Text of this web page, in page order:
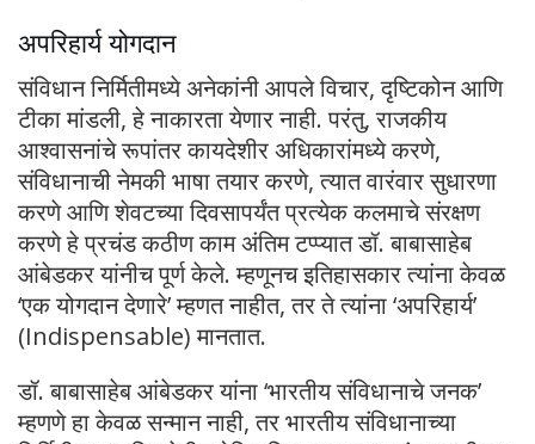
अपरिहार्य योगदान
संविधान निर्मितीमध्ये अनेकांनी आपले विचार, दृष्टिकोन आणि
टीका मांडली, हे नाकारता येणार नाही. परंतु, राजकीय
आश्वासनांचे रूपांतर कायदेशीर अधिकारांमध्ये करणे,
संविधानाची नेमकी भाषा तयार करणे, त्यात वारंवार सुधारणा
करणे आणि शेवटच्या दिवसापर्यंत प्रत्येक कलमाचे संरक्षण
करणे हे प्रचंड कठीण काम अंतिम टप्प्यात डॉ. बाबासाहेब
आंबेडकर यांनीच पूर्ण केले. म्हणूनच इतिहासकार त्यांना केवळ
‘एक योगदान देणारे’ म्हणत नाहीत, तर ते त्यांना ‘अपरिहार्य’
(Indispensable) मानतात.
डॉ. बाबासाहेब आंबेडकर यांना ‘भारतीय संविधानाचे जनक’
म्हणणे हा केवळ सन्मान नाही, तर भारतीय संविधानाच्या